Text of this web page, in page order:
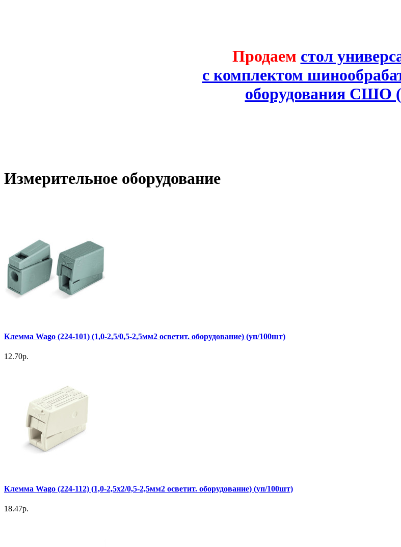
Продаем стол
с комплектом
оборудования СШО
Измерительное оборудование
Клемма Wago (224-101) (1,0-2,5/0,5-2,5мм2 осветит. оборудование) (уп/100шт)
12.70р.
Клемма Wago (224-112) (1,0-2,5х2/0,5-2,5мм2 осветит. оборудование) (уп/100шт)
18.47р.